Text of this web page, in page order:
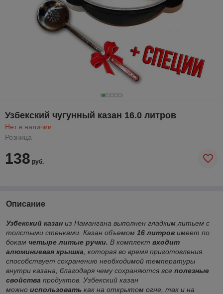
Узбекский чугунный казан 16.0 литров
Нет в наличии
Розница
138 руб.
Описание
Узбекский казан из Намангана выполнен гладким литьем с
толстыми стенками. Казан объемом 16 литров имеет по
бокам четыре литые ручки. В комплект входит
алюминиевая крышка , которая во время приготовления
способствует сохранению необходимой температуры
внутри казана, благодаря чему сохраняются все полезные
свойства продуктов. Узбекский казан
можно использовать как на открытом огне, так и на